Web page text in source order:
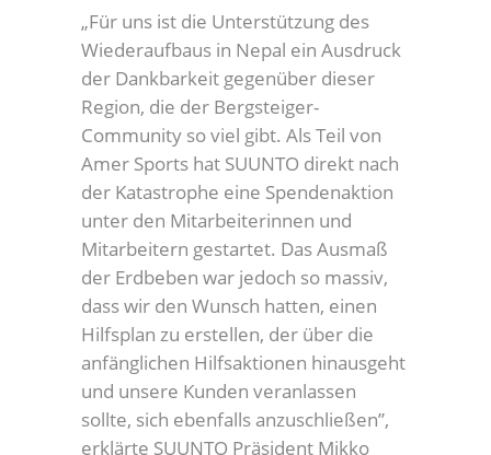
„Für uns ist die Unterstützung des
Wiederaufbaus in Nepal ein Ausdruck
der Dankbarkeit gegenüber dieser
Region, die der Bergsteiger-
Community so viel gibt. Als Teil von
Amer Sports hat SUUNTO direkt nach
der Katastrophe eine Spendenaktion
unter den Mitarbeiterinnen und
Mitarbeitern gestartet. Das Ausmaß
der Erdbeben war jedoch so massiv,
dass wir den Wunsch hatten, einen
Hilfsplan zu erstellen, der über die
anfänglichen Hilfsaktionen hinausgeht
und unsere Kunden veranlassen
sollte, sich ebenfalls anzuschließen”,
erklärte SUUNTO Präsident Mikko